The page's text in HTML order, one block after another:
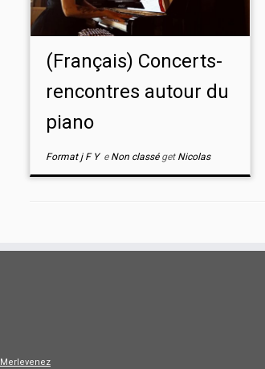
(Français) Concerts-
rencontres autour du
piano
Format j F Ye Non classé get Nicolas
Merlevenez